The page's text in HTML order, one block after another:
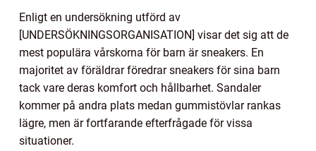
Enligt en undersökning utförd av
[UNDERSÖKNINGSORGANISATION] visar det sig att de
mest populära vårskorna för barn är sneakers. En
majoritet av föräldrar föredrar sneakers för sina barn
tack vare deras komfort och hållbarhet. Sandaler
kommer på andra plats medan gummistövlar rankas
lägre, men är fortfarande efterfrågade för vissa
situationer.